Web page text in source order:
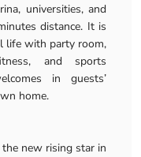
universities, and
distance. It is
life with party room,
and sports
in guests’
home.
new rising star in